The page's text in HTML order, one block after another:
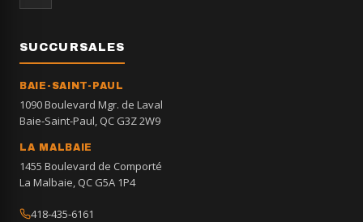
SUCCURSALES
BAIE-SAINT-PAUL
1090 Boulevard Mgr. de Laval
Baie-Saint-Paul, QC G3Z 2W9
LA MALBAIE
1455 Boulevard de Comporté
La Malbaie, QC G5A 1P4
418-435-6161